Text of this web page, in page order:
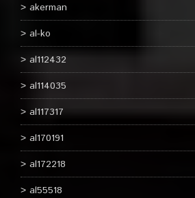
akerman
al-ko
al112432
al114035
al117317
al170191
al172218
al55518